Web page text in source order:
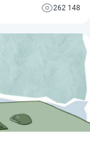
262 148